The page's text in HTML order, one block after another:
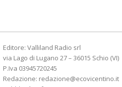
Editore: Valliland Radio srl
via Lago di Lugano 27 – 36015 Schio (VI)
P.Iva 03945720245
Redazione: redazione@ecovicentino.it